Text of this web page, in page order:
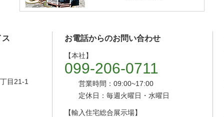
ス
目21-1
お電話からのお問い合わせ
【本社】
099-206-0711
営業時間：09:00~17:00
定休日：毎週火曜日・水曜日
【輸入住宅総合展示場】